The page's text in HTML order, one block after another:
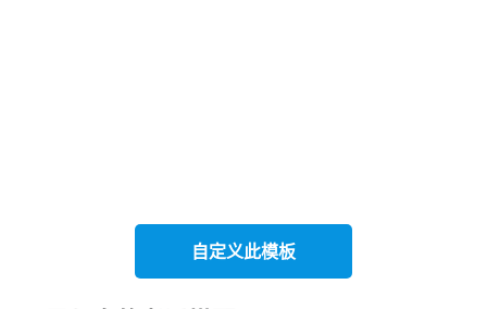
自定义此模板